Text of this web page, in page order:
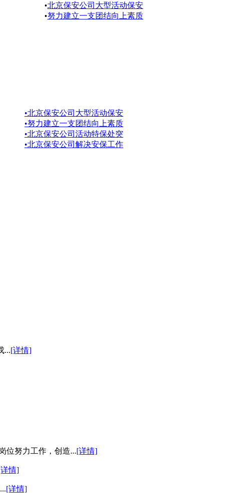
•北京保安公司大型活动保安
•努力建立一支团结向上素质
•北京保安公司大型活动保安
•努力建立一支团结向上素质
•北京保安公司活动特保处突
•北京保安公司解决安保工作
...[详情]
位努力工作，创造...[详情]
情]
[详情]